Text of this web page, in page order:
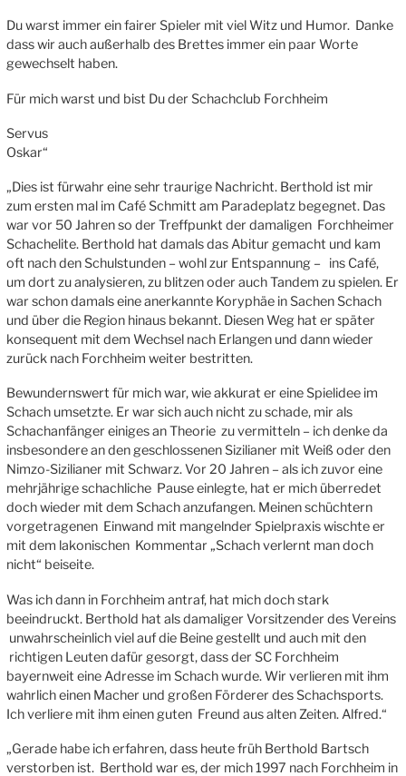
Du warst immer ein fairer Spieler mit viel Witz und Humor. Danke
dass wir auch außerhalb des Brettes immer ein paar Worte
gewechselt haben.
Für mich warst und bist Du der Schachclub Forchheim
Servus
Oskar“
„Dies ist fürwahr eine sehr traurige Nachricht. Berthold ist mir
zum ersten mal im Café Schmitt am Paradeplatz begegnet. Das
war vor 50 Jahren so der Treffpunkt der damaligen Forchheimer
Schachelite. Berthold hat damals das Abitur gemacht und kam
oft nach den Schulstunden – wohl zur Entspannung – ins Café,
um dort zu analysieren, zu blitzen oder auch Tandem zu spielen. Er
war schon damals eine anerkannte Koryphäe in Sachen Schach
und über die Region hinaus bekannt. Diesen Weg hat er später
konsequent mit dem Wechsel nach Erlangen und dann wieder
zurück nach Forchheim weiter bestritten.
Bewundernswert für mich war, wie akkurat er eine Spielidee im
Schach umsetzte. Er war sich auch nicht zu schade, mir als
Schachanfänger einiges an Theorie zu vermitteln – ich denke da
insbesondere an den geschlossenen Sizilianer mit Weiß oder den
Nimzo-Sizilianer mit Schwarz. Vor 20 Jahren – als ich zuvor eine
mehrjährige schachliche Pause einlegte, hat er mich überredet
doch wieder mit dem Schach anzufangen. Meinen schüchtern
vorgetragenen Einwand mit mangelnder Spielpraxis wischte er
mit dem lakonischen Kommentar „Schach verlernt man doch
nicht“ beiseite.
Was ich dann in Forchheim antraf, hat mich doch stark
beeindruckt. Berthold hat als damaliger Vorsitzender des Vereins
unwahrscheinlich viel auf die Beine gestellt und auch mit den
richtigen Leuten dafür gesorgt, dass der SC Forchheim
bayernweit eine Adresse im Schach wurde. Wir verlieren mit ihm
wahrlich einen Macher und großen Förderer des Schachsports.
Ich verliere mit ihm einen guten Freund aus alten Zeiten. Alfred.“
„Gerade habe ich erfahren, dass heute früh Berthold Bartsch
verstorben ist. Berthold war es, der mich 1997 nach Forchheim in